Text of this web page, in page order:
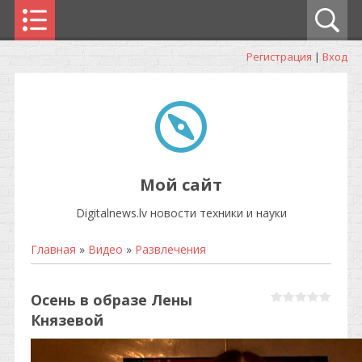
Регистрация | Вход
Мой сайт
Digitalnews.lv новости техники и науки
Главная » Видео » Развлечения
Осень в образе Лены
Князевой